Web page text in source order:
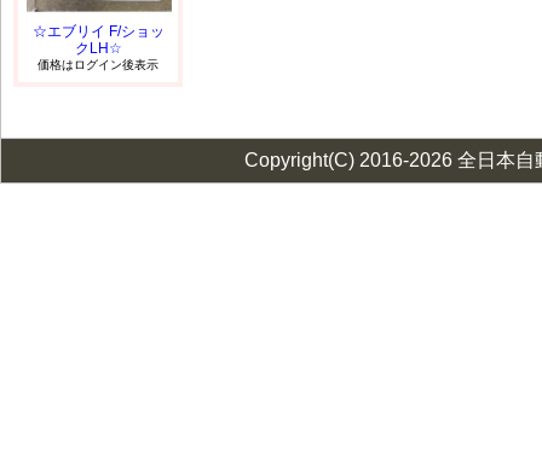
☆エブリイ F/ショッ
クLH☆
価格はログイン後表示
Copyright(C) 2016-2026 全日本